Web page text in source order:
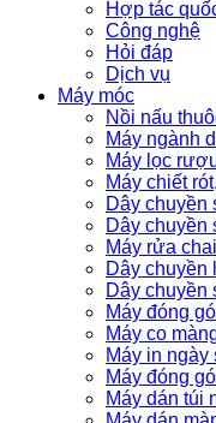
Hợp tác
Công nghệ
Hỏi đáp
Dịch vụ
Máy móc
Nồi nấu
Máy ngành
Máy lọc
Máy chiết
Dây chuyền
Dây chuyền
Máy rửa
Dây chuyền
Dây chuyền
Máy đóng
Máy co
Máy in ngày
Máy đóng
Máy dán túi